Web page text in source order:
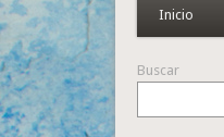
Inicio
Buscar